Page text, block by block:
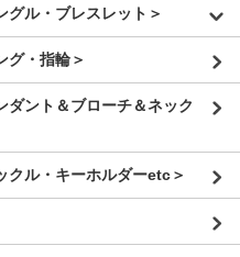
グル・ブレスレット＞
グ・指輪＞
ダント＆ブローチ＆ネック
クル・キーホルダーetc＞